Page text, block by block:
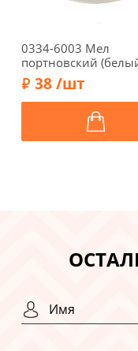
0334-6003 Мел
портновский
38 /шт